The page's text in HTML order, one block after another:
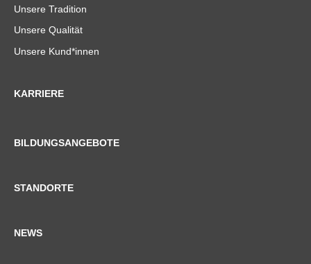
Unsere Tradition
Unsere Qualität
Unsere Kund*innen
KARRIERE
BILDUNGSANGEBOTE
STANDORTE
NEWS